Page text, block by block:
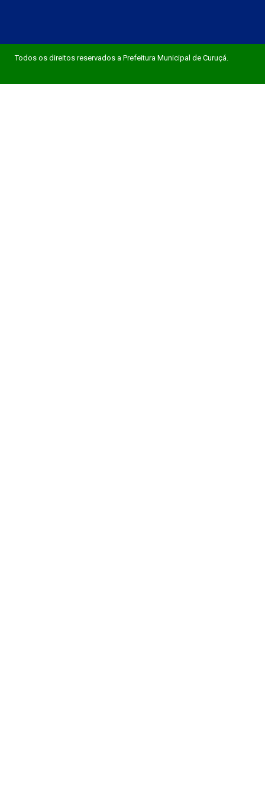
Todos os direitos reservados a Prefeitura Municipal de Curuçá.